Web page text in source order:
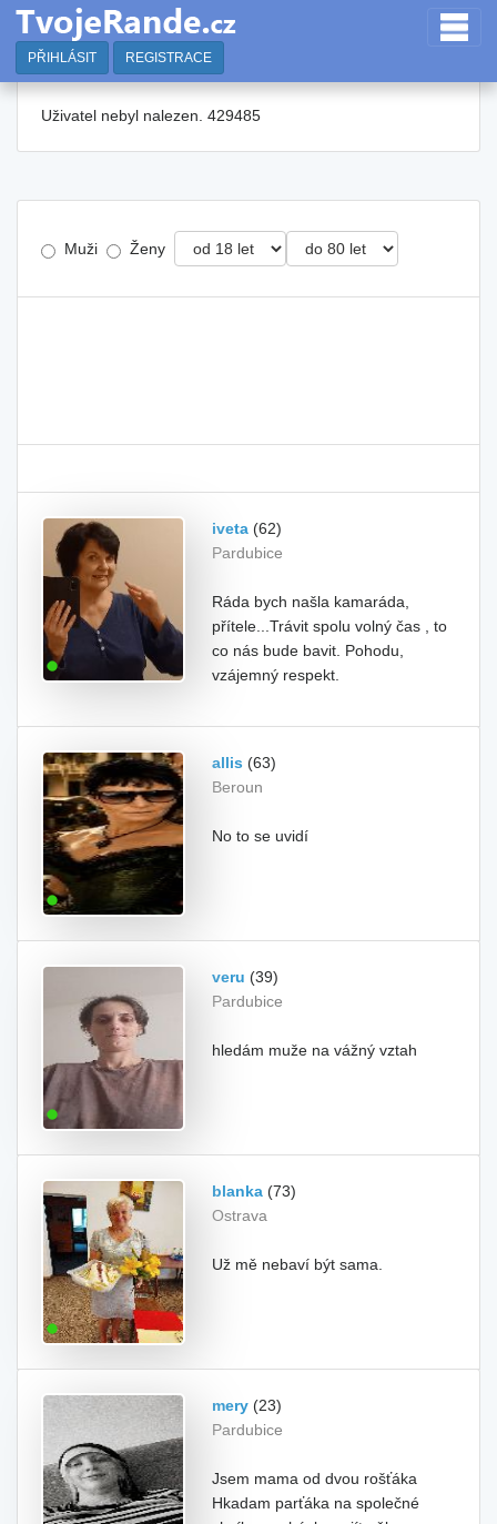
PŘIHLÁSIT REGISTRACE
Uživatel nebyl nalezen. 429485
Muži Ženy
iveta (62)
Pardubice
Ráda bych našla kamaráda,
přítele...Trávit spolu volný čas , to
co nás bude bavit. Pohodu,
vzájemný respekt.
allis (63)
Beroun
No to se uvidí
veru (39)
Pardubice
hledám muže na vážný vztah
blanka (73)
Ostrava
Už mě nebaví být sama.
mery (23)
Pardubice
Jsem mama od dvou rošťáka
Hkadam parťáka na společné